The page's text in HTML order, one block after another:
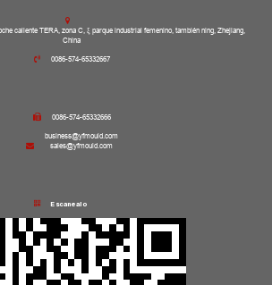
caliente TERA, zona C, ξ parque industrial femenino, también ning, Zhejiang,
China
0086-574-65332667
0086-574-65332666
business@yfmould.com
sales@yfmould.com
Escanealo